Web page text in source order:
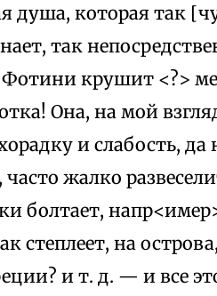
душа, которая так
так
крушит <?>
Она, на мой
и слабость,
часто жалко
болтает,
степлеет, на
и т. д. — и все